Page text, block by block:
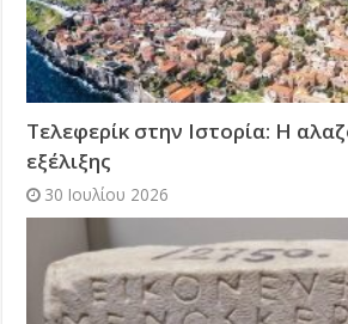
Τελεφερίκ στην Ιστορία: Η
εξέλιξης
30 Ιουλίου 2026